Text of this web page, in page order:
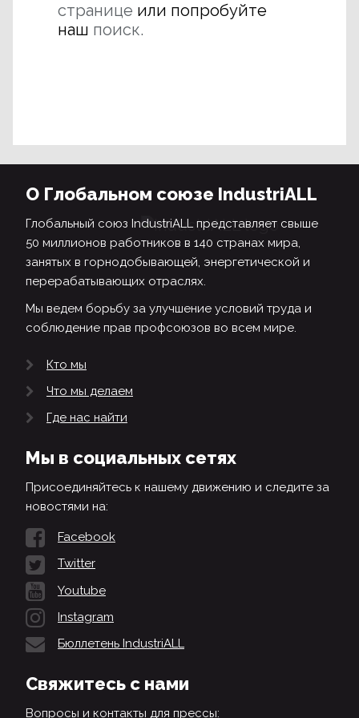
странице или попробуйте
наш поиск.
О Глобальном союзе IndustriALL
Глобальный союз IndustriALL представляет свыше
50 миллионов работников в 140 странах мира,
занятых в горнодобывающей, энергетической и
перерабатывающих отраслях.
Мы ведем борьбу за улучшение условий труда и
соблюдение прав профсоюзов во всем мире.
Кто мы
Что мы делаем
Где нас найти
Мы в социальных сетях
Присоединяйтесь к нашему движению и следите за
новостями на:
Facebook
Twitter
Youtube
Instagram
Бюллетень IndustriALL
Свяжитесь с нами
Вопросы и контакты для прессы: